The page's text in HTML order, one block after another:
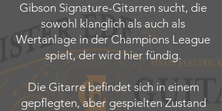
Gibson Signature-Gitarren sucht, die
sowohl klanglich als auch als
Wertanlage in der Champions League
spielt, der wird hier fündig.
Die Gitarre befindet sich in einem
gepflegten, aber gespielten Zustand